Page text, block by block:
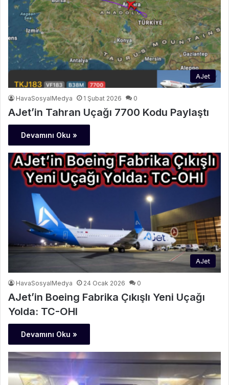
AJet
HavaSosyalMedya 1 Şubat 2026 0
AJet’in Tahran Uçağı 7700 Kodu Paylaştı
Devamını Oku »
AJet
HavaSosyalMedya 24 Ocak 2026 0
AJet’in Boeing Fabrika Çıkışlı Yeni Uçağı
Yolda: TC-OHI
Devamını Oku »